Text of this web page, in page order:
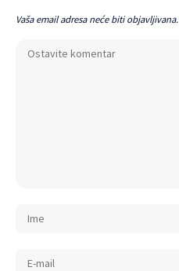
Vaša email adresa neće biti objavljivana.